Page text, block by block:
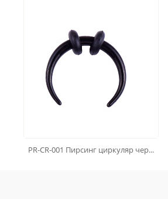
PR-CR-001 Пирсинг циркуляр чер...